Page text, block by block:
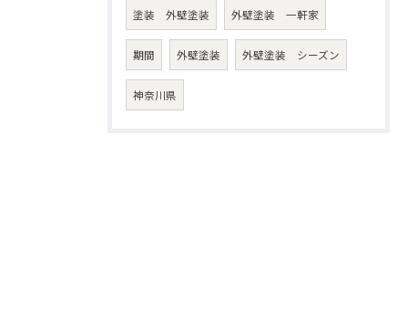
塗装 外壁塗装 外壁塗装 一軒家
期間 外壁塗装 外壁塗装 シーズン
神奈川県